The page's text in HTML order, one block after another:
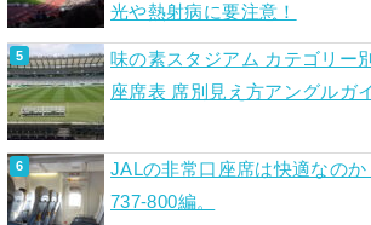
光や熱射病に要注意！
味の素スタジアム カテゴリー
座席表 席別見え方アングルガ
JALの非常口座席は快適なの
737-800編。